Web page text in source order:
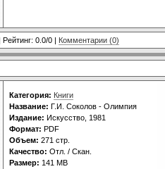
| Рейтинг: 0.0/0 | Комментарии (0)
Категория: Книги
Название: Г.И. Соколов - Олимпия
Издание: Искусство, 1981
Формат: PDF
Объем: 271 стр.
Качество: Отл. / Скан.
Размер: 141 МВ